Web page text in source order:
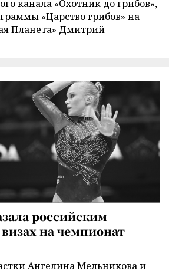
канала «Охотник до грибов»,
«Царство грибов» на
Планета» Дмитрий
российским
на чемпионат
Ангелина Мельникова и